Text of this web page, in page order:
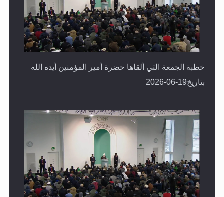
خطبة الجمعة التي ألقاها حضرة أمير المؤمنين أيده الله
بتاريخ19-06-2026